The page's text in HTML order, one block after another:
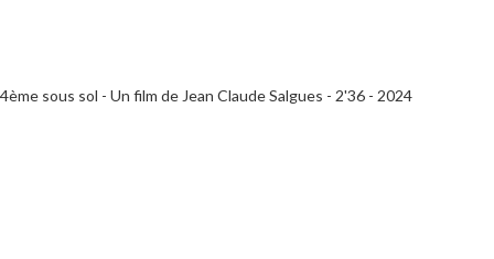
4ème sous sol - Un film de Jean Claude Salgues - 2'36 - 2024